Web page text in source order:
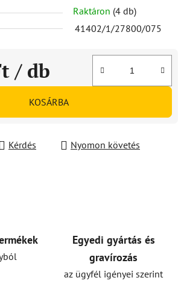
Raktáron (4 db)
41402/1/27800/075
/ db
KOSÁRBA
Kérdés
Nyomon követés
Egyedi gyártás és
gravírozás
az ügyfél igényei szerint